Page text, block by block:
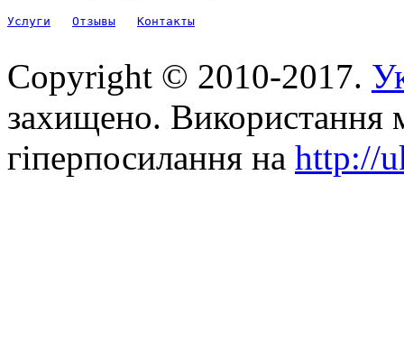
Услуги Отзывы Контакты
Copyright © 2010-2017.
захищено. Використання
гіперпосилання на http://